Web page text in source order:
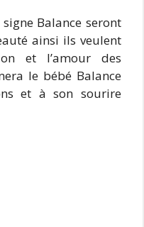
Balance seront
ainsi ils veulent
et l’amour des
le bébé Balance
et à son sourire